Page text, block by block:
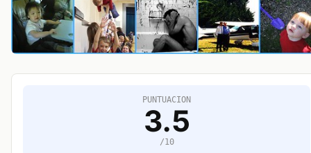
PUNTUACION
3.5
/10